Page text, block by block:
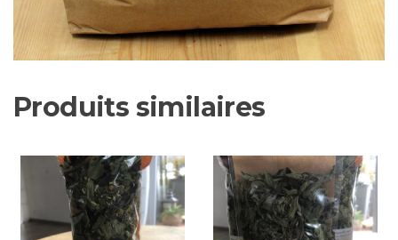
Produits similaires